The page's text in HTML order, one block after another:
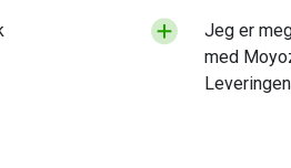
Jeg er
med